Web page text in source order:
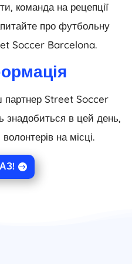
команда на рецепції
про футбольну
Soccer Barcelona.
партнер Street Soccer
в цей день,
на місці.